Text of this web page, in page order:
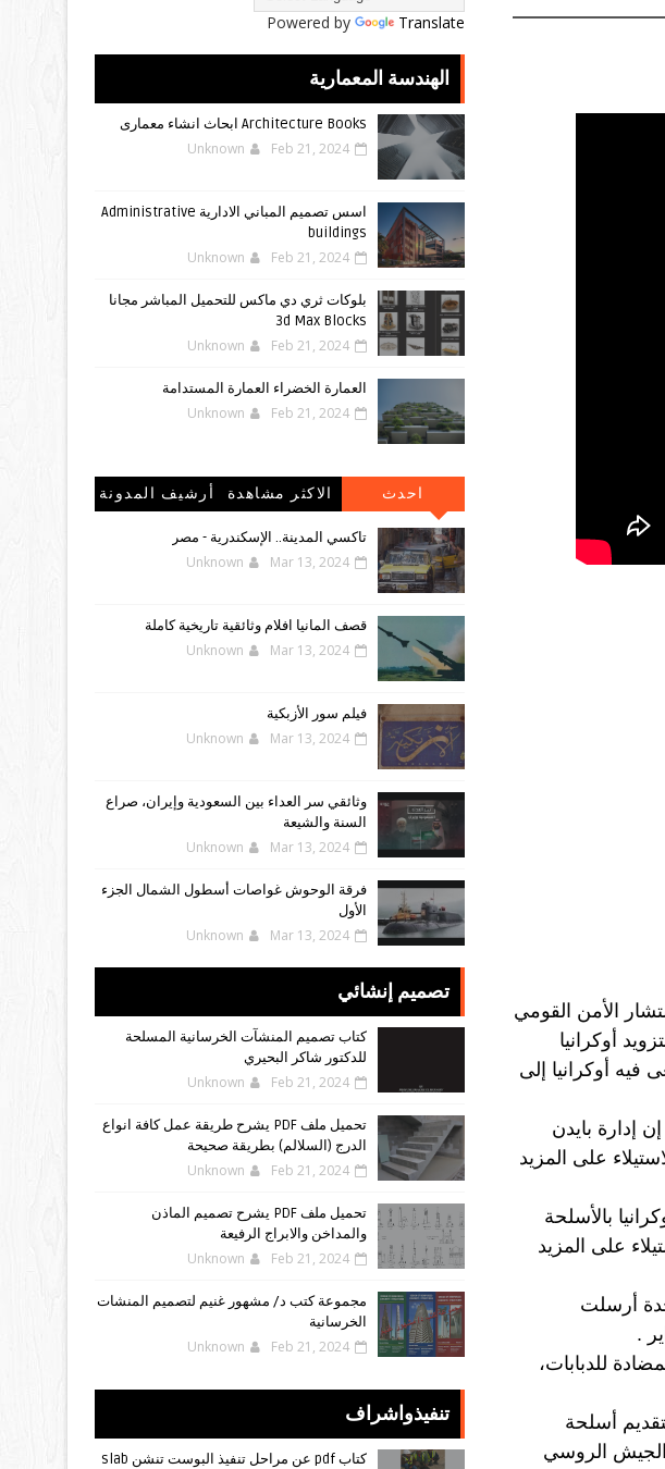
Powered by Translate
الهندسة المعمارية
Architecture Books ابحاث انشاء معمارى
Unknown Feb 21, 2024
اسس تصميم المباني الادارية Administrative
buildings
Unknown Feb 21, 2024
بلوكات ثري دي ماكس للتحميل المباشر مجانا
3d Max Blocks
Unknown Feb 21, 2024
العمارة الخضراء العمارة المستدامة
Unknown Feb 21, 2024
احدث
المشاركات
الاكثر مشاهدة
أرشيف المدونة
تاكسي المدينة.. الإسكندرية - مصر
Unknown Mar 13, 2024
قصف المانيا افلام وثائقية تاريخية كاملة
Unknown Mar 13, 2024
فيلم سور الأزبكية
Unknown Mar 13, 2024
وثائقي سر العداء بين السعودية وإيران، صراع
السنة والشيعة
Unknown Mar 13, 2024
فرقة الوحوش غواصات أسطول الشمال الجزء
الأول
Unknown Mar 13, 2024
تصميم إنشائي
كتاب تصميم المنشآت الخرسانية المسلحة
للدكتور شاكر البحيري
Unknown Feb 21, 2024
تحميل ملف PDF يشرح طريقة عمل كافة انواع
الدرج (السلالم) بطريقة صحيحة
Unknown Feb 21, 2024
تحميل ملف PDF يشرح تصميم الماذن
والمداخن والابراج الرفيعة
Unknown Feb 21, 2024
مجموعة كتب د/ مشهور غنيم لتصميم المنشات
الخرسانية
Unknown Feb 21, 2024
تنفيذواشراف
كتاب pdf عن مراحل تنفيذ البوست تنشن slab